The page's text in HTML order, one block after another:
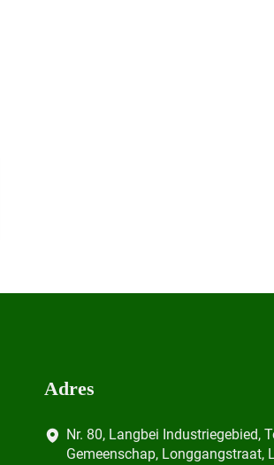
Adres
Nr. 80, Langbei Industriegebied,
Gemeenschap, Longgangstraat,